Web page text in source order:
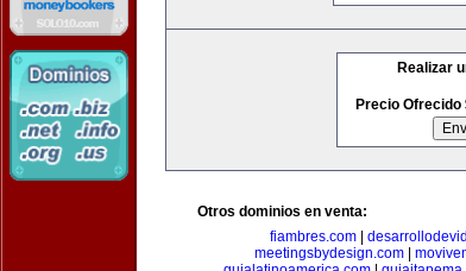
Realizar
Precio Ofrecido
Otros dominios en venta:
fiambres.com|
meetingsbydesign.com